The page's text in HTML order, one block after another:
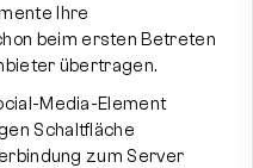
Ihre
beim ersten Betreten
übertragen.
Media-Element
Schaltfläche
zum Server